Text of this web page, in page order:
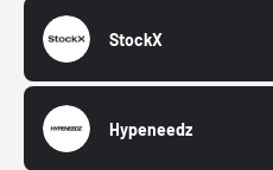
StockX
Hypeneedz